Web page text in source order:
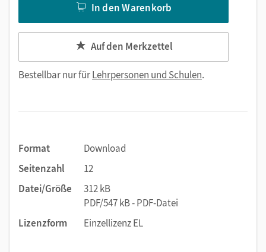
In den Warenkorb
Auf den Merkzettel
Bestellbar nur fürLehrpersonen und Schulen.
Format
Download
Seitenzahl
12
Datei/Größe
312 kB
PDF/547 kB - PDF-Datei
Lizenzform
Einzellizenz EL